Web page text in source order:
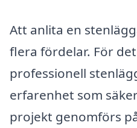
Att anlita en
flera fördelar. För
professionell
erfarenhet som
projekt genomförs